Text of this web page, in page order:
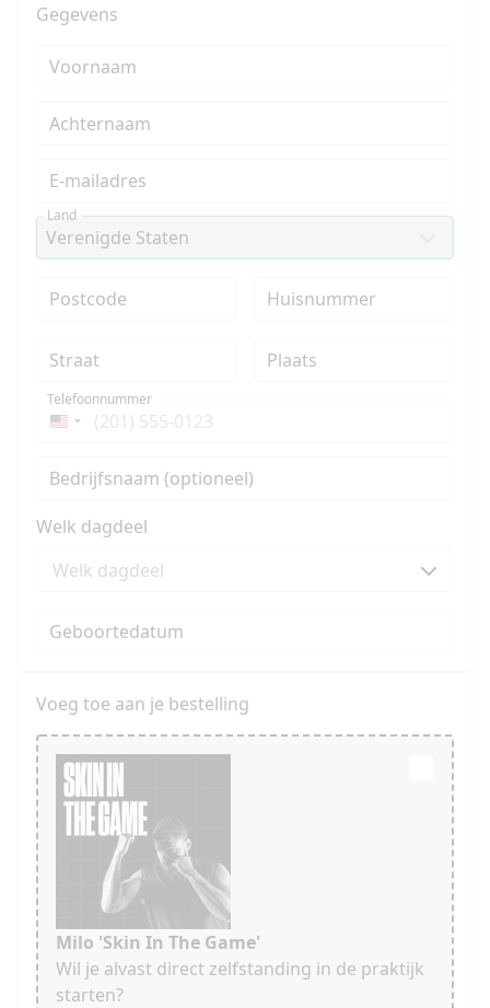
Gegevens
Voornaam
Achternaam
E-mailadres
Land
Postcode Huisnummer
Straat Plaats
Verenigde
+1
Telefoonnummer
Bedrijfsnaam (optioneel)
Welk dagdeel
Geboortedatum
Voeg toe aan je bestelling
Milo 'Skin In The Game'
Wil je alvast direct zelfstanding in de praktijk
starten?